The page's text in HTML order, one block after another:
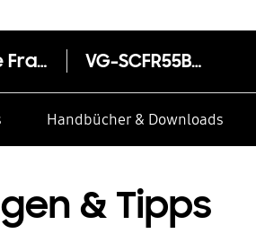
Customizable Frame 55" (2019) VG-SCFR55BR/XC
Handbücher & Downloads
& Tipps